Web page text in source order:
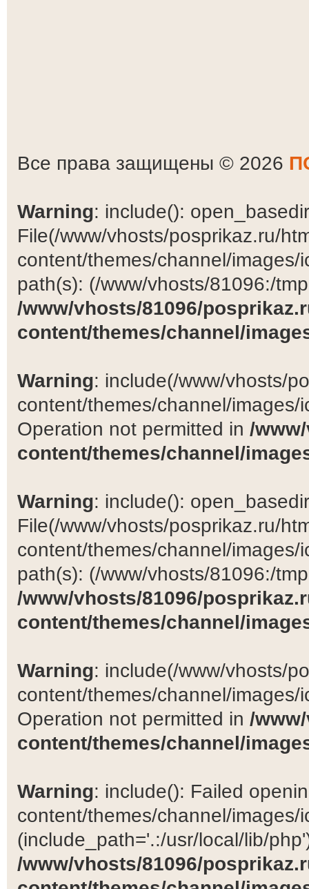
Все права защищены © 2026
Warning: include():
File(/www/vhosts/posprikaz.ru/
content/themes/channel/
path(s): (/www/vhosts/81096:/
/www/vhosts/81096/
content/themes/channel/
Warning: include(/www/vhosts/
content/themes/channel/
Operation not permitted in /
content/themes/channel/
Warning: include():
File(/www/vhosts/posprikaz.ru/
content/themes/channel/
path(s): (/www/vhosts/81096:/
/www/vhosts/81096/
content/themes/channel/
Warning: include(/www/vhosts/
content/themes/channel/
Operation not permitted in /
content/themes/channel/
Warning: include(): Failed
content/themes/channel/images/
(include_path='.:/usr/local/lib/
/www/vhosts/81096/